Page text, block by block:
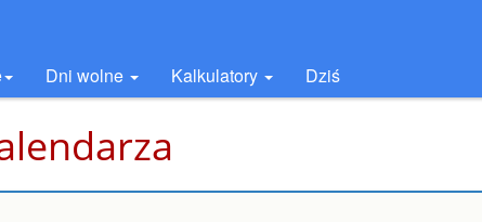
Dni wolne Kalkulatory Dziś